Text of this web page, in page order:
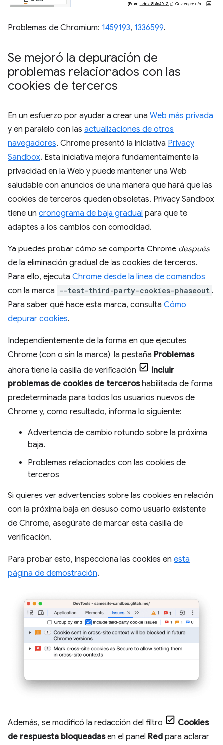
Problemas de Chromium: 1459193, 1336599.
Se mejoró la depuración de
problemas relacionados con las
cookies de terceros
En un esfuerzo por ayudar a crear una Web más privada
y en paralelo con las actualizaciones de otros
navegadores, Chrome presentó la iniciativa Privacy
Sandbox. Esta iniciativa mejora fundamentalmente la
privacidad en la Web y puede mantener una Web
saludable con anuncios de una manera que hará que las
cookies de terceros queden obsoletas. Privacy Sandbox
tiene un cronograma de baja gradual para que te
adaptes a los cambios con comodidad.
Ya puedes probar cómo se comporta Chrome después
de la eliminación gradual de las cookies de terceros.
Para ello, ejecuta Chrome desde la línea de comandos
con la marca --test-third-party-cookies-phaseout .
Para saber qué hace esta marca, consulta Cómo
depurar cookies.
Independientemente de la forma en que ejecutes
Chrome (con o sin la marca), la pestaña Problemas
ahora tiene la casilla de verificación
Incluir
problemas de cookies de terceroshabilitada de forma
predeterminada para todos los usuarios nuevos de
Chrome y, como resultado, informa lo siguiente:
Advertencia de cambio rotundo sobre la próxima
baja.
Problemas relacionados con las cookies de
terceros
Si quieres ver advertencias sobre las cookies en relación
con la próxima baja en desuso como usuario existente
de Chrome, asegúrate de marcar esta casilla de
verificación.
Para probar esto, inspecciona las cookies en esta
página de demostración.
Además, se modificó la redacción del filtro
Cookies
de respuesta bloqueadasen el panel Red para aclarar